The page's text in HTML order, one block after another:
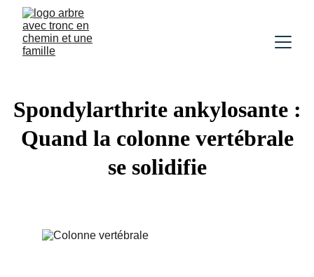
Spondylarthrite ankylosante :
Quand la colonne vertébrale
se solidifie